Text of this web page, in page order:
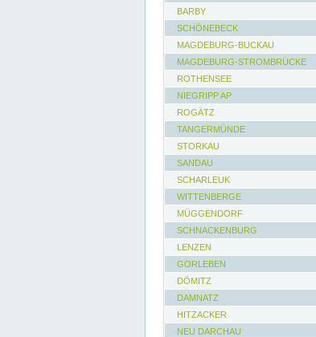
BARBY
SCHÖNEBECK
MAGDEBURG-BUCKAU
MAGDEBURG-STROMBRÜCKE
ROTHENSEE
NIEGRIPP AP
ROGÄTZ
TANGERMÜNDE
STORKAU
SANDAU
SCHARLEUK
WITTENBERGE
MÜGGENDORF
SCHNACKENBURG
LENZEN
GORLEBEN
DÖMITZ
DAMNATZ
HITZACKER
NEU DARCHAU